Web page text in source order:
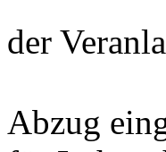
der
– die
Abzug